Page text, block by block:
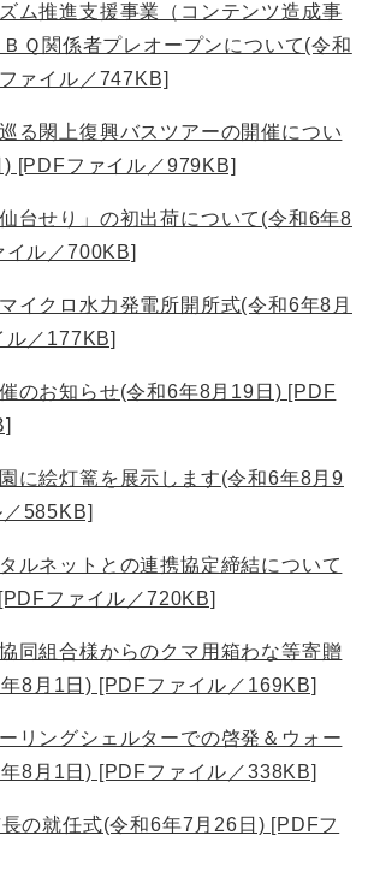
ム推進支援事業（コンテンツ造成事
Ｑ関係者プレオープンについて(令和
ァイル／747KB]
る閖上復興バスツアーの開催につい
[PDFファイル／979KB]
台せり」の初出荷について(令和6年8
イル／700KB]
イクロ水力発電所開所式(令和6年8月
／177KB]
のお知らせ(令和6年8月19日) [PDF
に絵灯篭を展示します(令和6年8月9
585KB]
ルネットとの連携協定締結について
ファイル／720KB]
同組合様からのクマ用箱わな等寄贈
8月1日) [PDFファイル／169KB]
リングシェルターでの啓発＆ウォー
8月1日) [PDFファイル／338KB]
の就任式(令和6年7月26日) [PDFフ